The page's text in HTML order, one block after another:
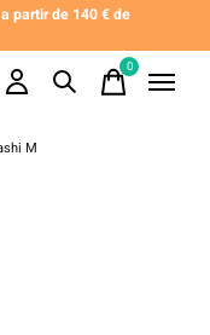
partir de 140 € de
0items
M